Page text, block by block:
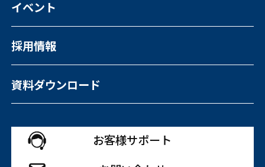
イベント
採用情報
資料ダウンロード
お客様サポート